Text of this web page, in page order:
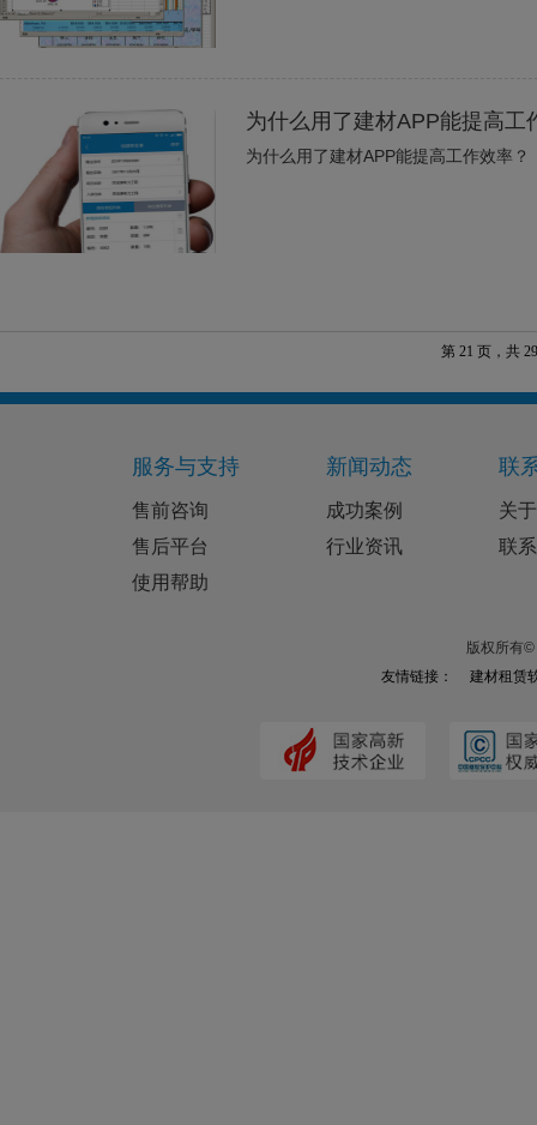
为什么用了建材APP能提高工
为什么用了建材APP能提高工作效率？
第 21 页，共
服务与支持
售前咨询
售后平台
使用帮助
新闻动态
成功案例
行业资讯
联
关
联
版权所有
友情链接：
建材租赁